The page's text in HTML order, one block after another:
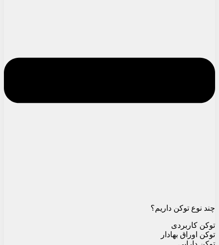
چند نوع توکن داریم؟
توکن کاربردی
توکن اوراق بهادار